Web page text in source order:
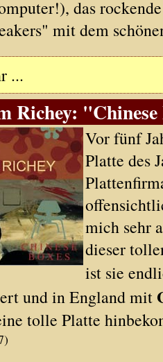
das
mit dem
...
Richey:
Vor fünf
Platte des
mich sehr
dieser
ist sie
und in England mit
tolle Platte